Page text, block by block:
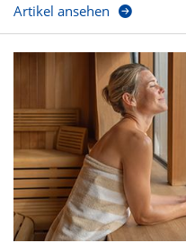
Artikel ansehen